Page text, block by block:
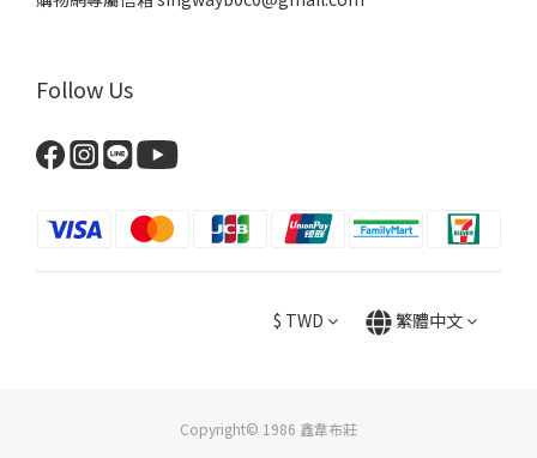
Follow Us
$ TWD 繁體中文
Copyright© 1986 鑫韋布莊